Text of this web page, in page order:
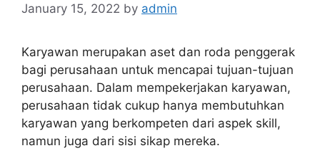
January 15, 2022 by admin
Karyawan merupakan aset dan roda penggerak
bagi perusahaan untuk mencapai tujuan-tujuan
perusahaan. Dalam mempekerjakan karyawan,
perusahaan tidak cukup hanya membutuhkan
karyawan yang berkompeten dari aspek skill,
namun juga dari sisi sikap mereka.